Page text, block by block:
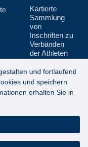
Kartierte
Sammlung
von
Inschriften zu
Verbänden
der Athleten
und fortlaufend
und speichern
erhalten Sie in